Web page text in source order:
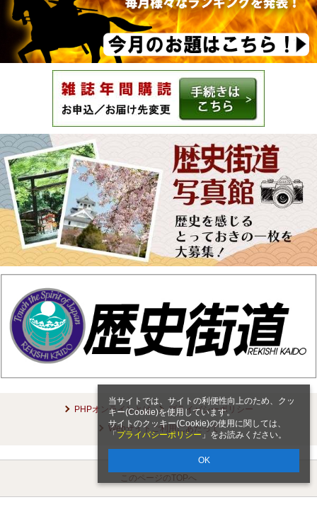
当サイトでは、サイトの利便性向上のため、クッ
キー(Cookie)を使用しています。
サイトのクッキー(Cookie)の使用に関しては、
「 プライバシーポリシー 」をお読みください。
OK
PHPオンラインとは
プライバシーポリシー
Webサイトご利用にあたって
このページのTOPへ